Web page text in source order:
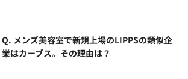
Q. メンズ美容室で新規上場のLIPPSの類似企
業はカーブス。その理由は？